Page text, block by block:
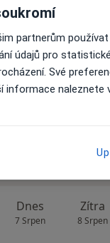
Online rezervace
Dnes
7 Srpen
Zítra
8 Srpen
partnerům
údajů pro
Své
informace naleznete